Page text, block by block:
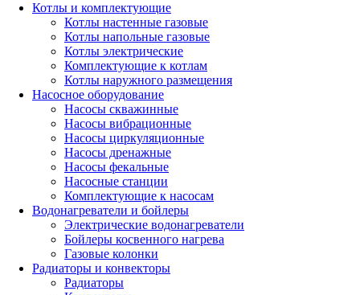
Котлы и комплектующие
Котлы настенные газовые
Котлы напольные газовые
Котлы электрические
Комплектующие к котлам
Котлы наружного размещения
Насосное оборудование
Насосы скважинные
Насосы вибрационные
Насосы циркуляционные
Насосы дренажные
Насосы фекальные
Насосные станции
Комплектующие к насосам
Водонагреватели и бойлеры
Электрические водонагреватели
Бойлеры косвенного нагрева
Газовые колонки
Радиаторы и конвекторы
Радиаторы